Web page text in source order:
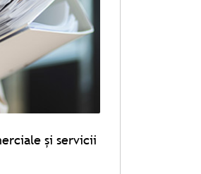
și servicii